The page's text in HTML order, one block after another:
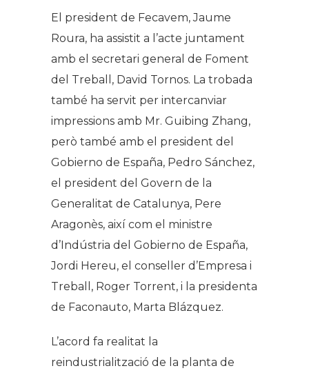
El president de Fecavem, Jaume
Roura, ha assistit a l’acte juntament
amb el secretari general de Foment
del Treball, David Tornos. La trobada
també ha servit per intercanviar
impressions amb Mr. Guibing Zhang,
però també amb el president del
Gobierno de España, Pedro Sánchez,
el president del Govern de la
Generalitat de Catalunya, Pere
Aragonès, així com el ministre
d’Indústria del Gobierno de España,
Jordi Hereu, el conseller d’Empresa i
Treball, Roger Torrent, i la presidenta
de Faconauto, Marta Blázquez.
L’acord fa realitat la
reindustrialització de la planta de